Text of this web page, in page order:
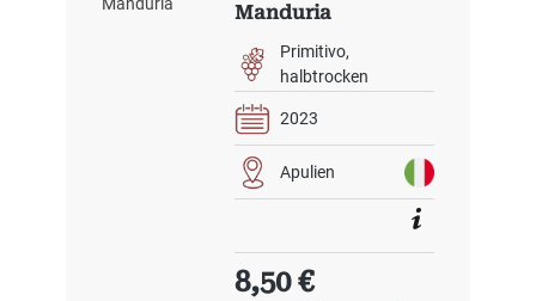
Manduria
Primitivo
halbtrocken
2023
Apulien
Regulärer Preis:
8,50 €